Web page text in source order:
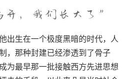
生在一个极度黑暗的时代，人
，那种封建已经渗透到了骨子
为最早那一批接触西方先进思想